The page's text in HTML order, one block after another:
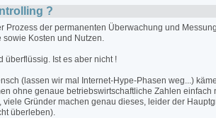
?
Prozess der permanenten Überwachung und
sowie Kosten und Nutzen.
überflüssig. Ist es aber nicht !
(lassen wir mal Internet-Hype-Phasen weg...)
ohne genaue betriebswirtschaftliche Zahlen einfach
viele Gründer machen genau dieses, leider der
überleben).